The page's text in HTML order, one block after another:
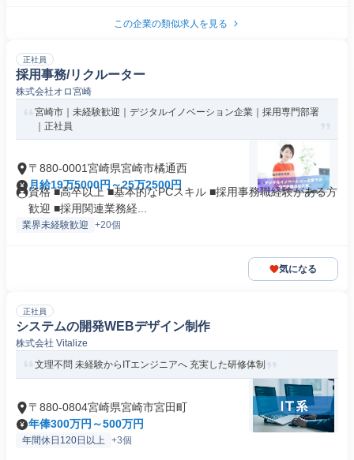
この企業の類似求人を見る
正社員
採用事務/リクルーター
株式会社オロ宮崎
宮崎市｜未経験歓迎｜デジタルイノベーション企業｜採用専門部署
｜正社員
〒880-0001宮崎県宮崎市橘通西
月給19万5000円～25万2500円
資格 ■高卒以上 ■基本的なPCスキル ■採用事務職経験がある方
歓迎 ■採用関連業務経...
業界未経験歓迎 +20個
気になる
正社員
システムの開発WEBデザイン制作
株式会社 Vitalize
文理不問 未経験からITエンジニアへ 充実した研修体制
〒880-0804宮崎県宮崎市宮田町
年俸300万円～500万円
年間休日120日以上 +3個